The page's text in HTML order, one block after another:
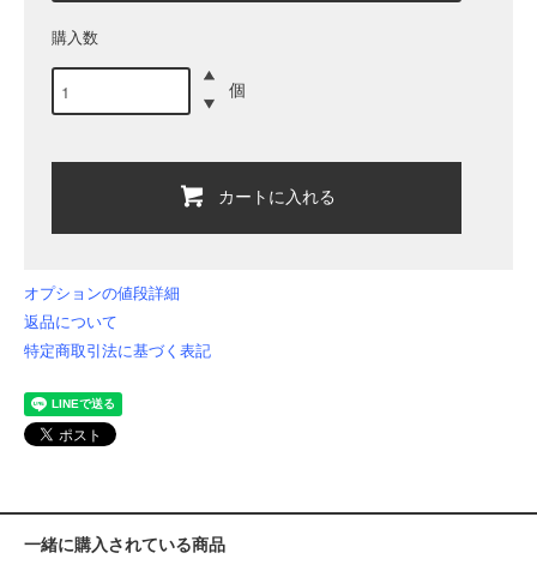
購入数
個
カートに入れる
オプションの値段詳細
返品について
特定商取引法に基づく表記
一緒に購入されている商品